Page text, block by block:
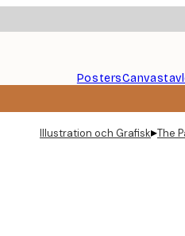
Posters
Illustration och Grafisk▸The